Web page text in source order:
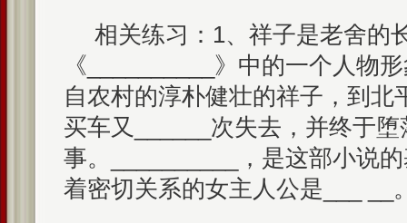
相关练习：1、祥子是老舍的
《__________》中的一个人物
自农村的淳朴健壮的祥子，到北
买车又______次失去，并终于
事。__________，是这部小说
着密切关系的女主人公是___ __